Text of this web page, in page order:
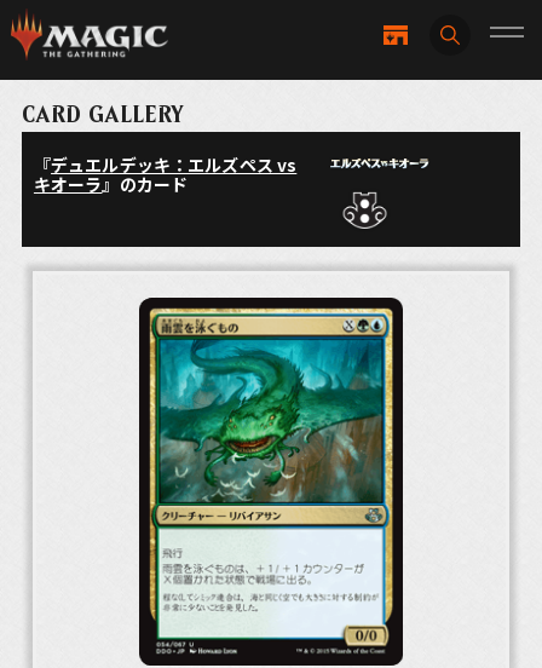
CARD GALLERY
『デュエルデッキ：エルズペス vs
キオーラ』のカード